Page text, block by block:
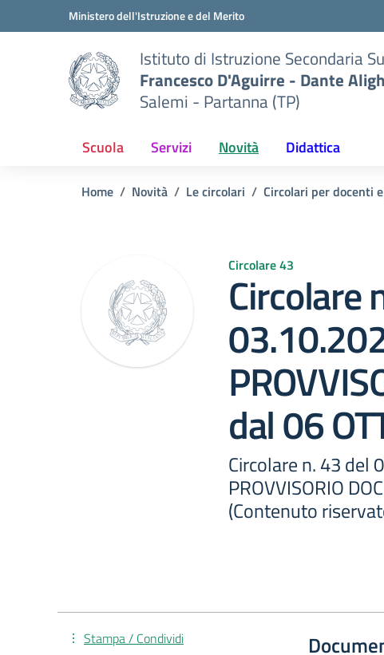
Vai ai contenuti
Vai al menu di navigazioneMinistero dell'Istruzione e del Merito
Istituto di Istruzione Secondaria
Francesco D'Aguirre - Dante
Salemi - Partanna (TP)
Scuola Servizi Novità Didattica
Home Novità Le circolari Circolari per docenti
Circolare 43
Circolare
dal 06
Circolare n. 43 del
PROVVISORIO
(Contenuto
Stampa / Condividi